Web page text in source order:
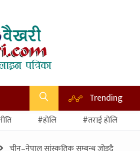
Trending
#होलि #तराई होलि